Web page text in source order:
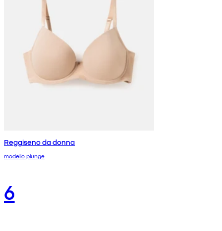
Reggiseno da donna
modello plunge
6